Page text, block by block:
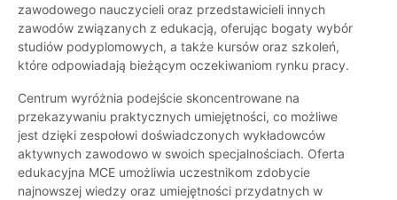
zawodowego nauczycieli oraz przedstawicieli innych
zawodów związanych z edukacją, oferując bogaty wybór
studiów podyplomowych, a także kursów oraz szkoleń,
które odpowiadają bieżącym oczekiwaniom rynku pracy.
Centrum wyróżnia podejście skoncentrowane na
przekazywaniu praktycznych umiejętności, co możliwe
jest dzięki zespołowi doświadczonych wykładowców
aktywnych zawodowo w swoich specjalnościach. Oferta
edukacyjna MCE umożliwia uczestnikom zdobycie
najnowszej wiedzy oraz umiejętności przydatnych w